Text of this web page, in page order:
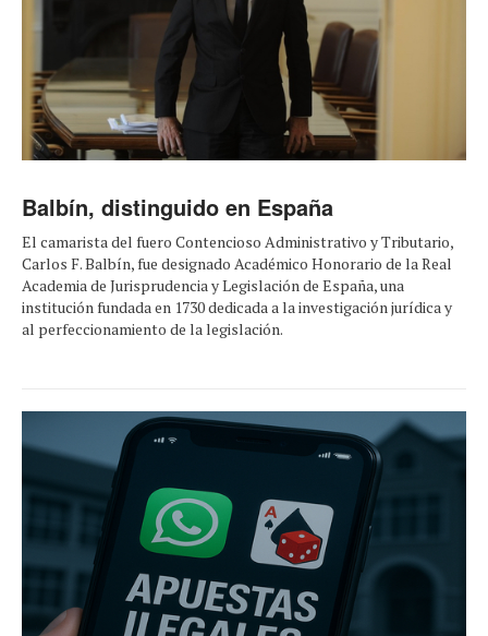
Balbín, distinguido en España
El camarista del fuero Contencioso Administrativo y Tributario,
Carlos F. Balbín, fue designado Académico Honorario de la Real
Academia de Jurisprudencia y Legislación de España, una
institución fundada en 1730 dedicada a la investigación jurídica y
al perfeccionamiento de la legislación.